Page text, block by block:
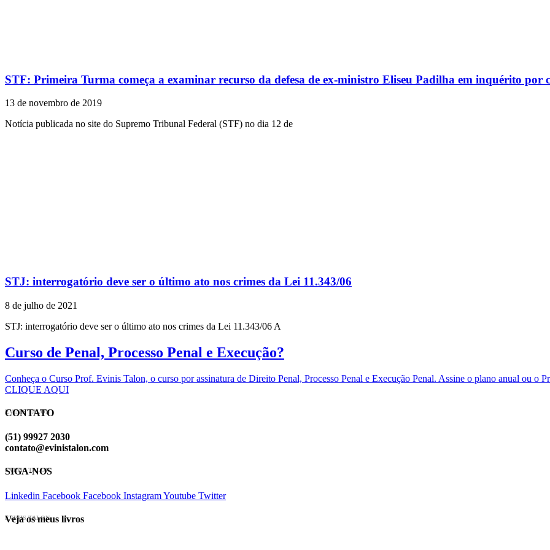
STF: Primeira Turma começa a examinar recurso da defesa de ex-ministro Eliseu Padilha em inquérito por
13 de novembro de 2019
Notícia publicada no site do Supremo Tribunal Federal (STF) no dia 12 de
STJ: interrogatório deve ser o último ato nos crimes da Lei 11.343/06
8 de julho de 2021
STJ: interrogatório deve ser o último ato nos crimes da Lei 11.343/06 A
Curso de Penal, Processo Penal e Execução?
Conheça o Curso Prof. Evinis Talon, o curso por assinatura de Direito Penal, Processo Penal e Execução Penal. Assine o plano anual ou o
CLIQUE AQUI
EVINIS TALON
CONTATO
(51) 99927 2030
contato@evinistalon.com
EVINIS TALON
SIGA-NOS
Linkedin Facebook Facebook InstagramYoutube Twitter
EVINIS TALON
Veja os meus livros